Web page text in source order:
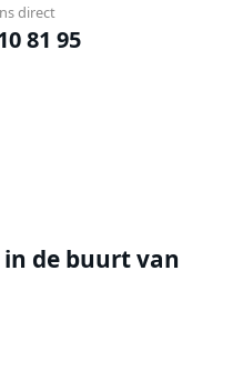
direct
81 95
de buurt van